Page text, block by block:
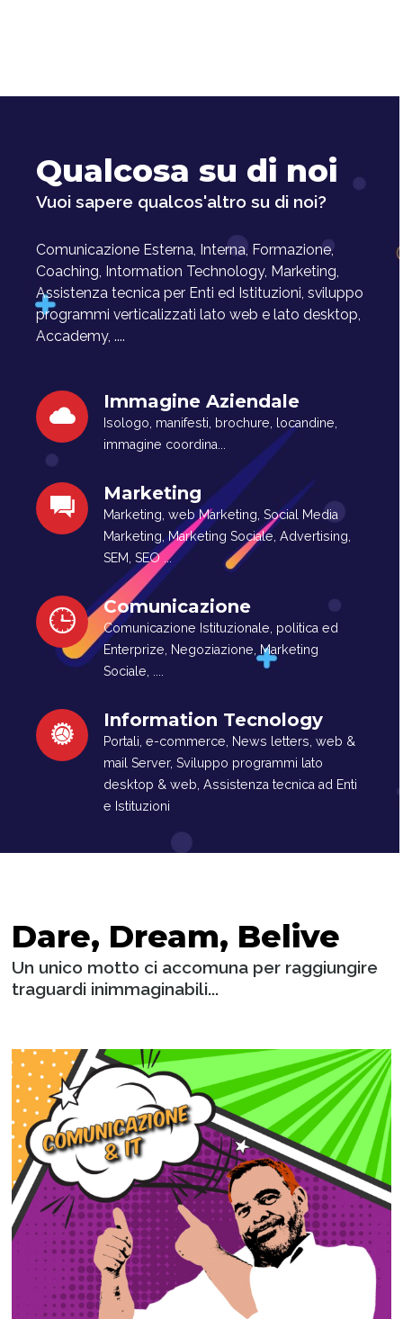
Qualcosa su di noi
Vuoi sapere qualcos'altro su di noi?
Comunicazione Esterna, Interna, Formazione,
Coaching, Intormation Technology, Marketing,
Assistenza tecnica per Enti ed Istituzioni, sviluppo
programmi verticalizzati lato web e lato desktop,
Accademy, ....
Immagine Aziendale
Isologo, manifesti, brochure, locandine,
immagine coordina...
Marketing
Marketing, web Marketing, Social Media
Marketing, Marketing Sociale, Advertising,
SEM, SEO ...
Comunicazione
Comunicazione Istituzionale, politica ed
Enterprize, Negoziazione, Marketing
Sociale, ....
Information Tecnology
Portali, e-commerce, News letters, web &
mail Server, Sviluppo programmi lato
desktop & web, Assistenza tecnica ad Enti
e Istituzioni
Dare, Dream, Belive
Un unico motto ci accomuna per raggiungire
traguardi inimmaginabili...